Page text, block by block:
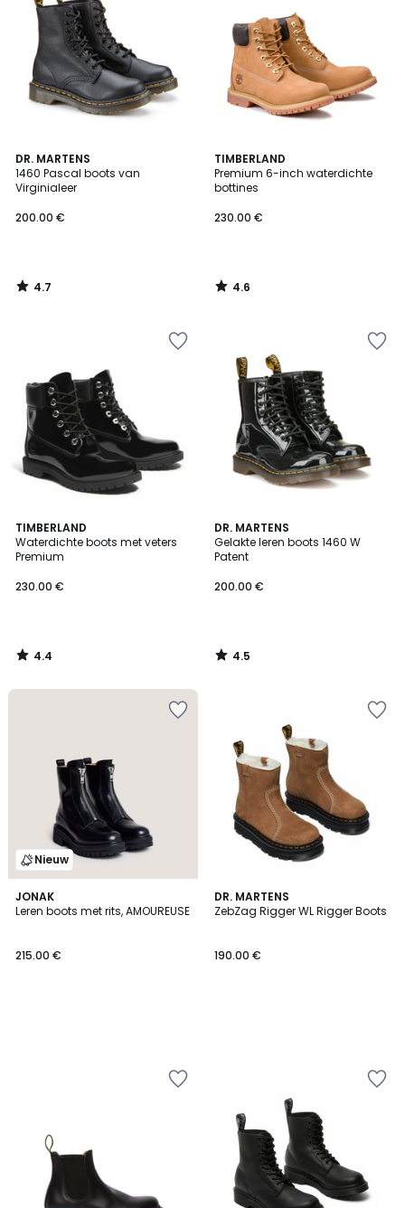
DR. MARTENS
1460 Pascal boots van
Virginialeer
200.00 €
4.7
/ 5
4.7
/
TIMBERLAND
Premium 6-inch waterdichte
bottines
230.00 €
4.6
/ 5
4.6
/
TIMBERLAND
Waterdichte boots met veters
Premium
230.00 €
4.4
/ 5
4.4
/
DR. MARTENS
Gelakte leren boots 1460 W
Patent
200.00 €
4.5
/ 5
4.5
/
Nieuw
JONAK
Leren boots met rits, AMOUREUSE
215.00 €
DR. MARTENS
ZebZag Rigger WL Rigger Boots
190.00 €